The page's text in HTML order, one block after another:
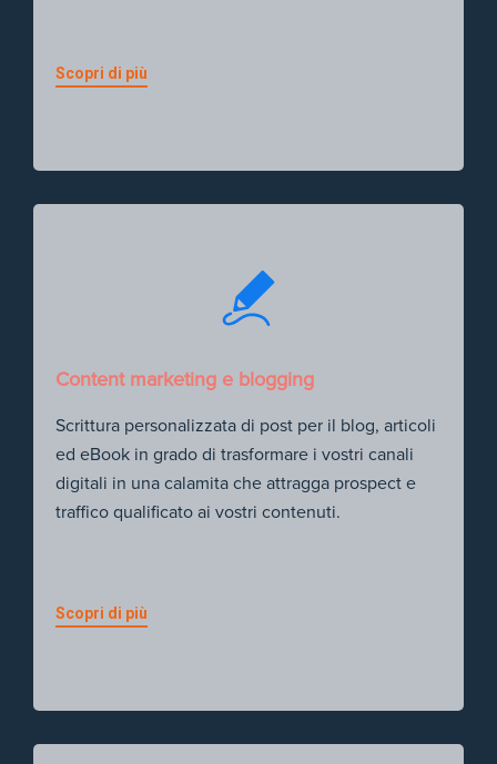
Scopri di più
Content marketing e blogging
Scrittura personalizzata di post per il blog, articoli
ed eBook in grado di trasformare i vostri canali
digitali in una calamita che attragga prospect e
traffico qualificato ai vostri contenuti.
Scopri di più